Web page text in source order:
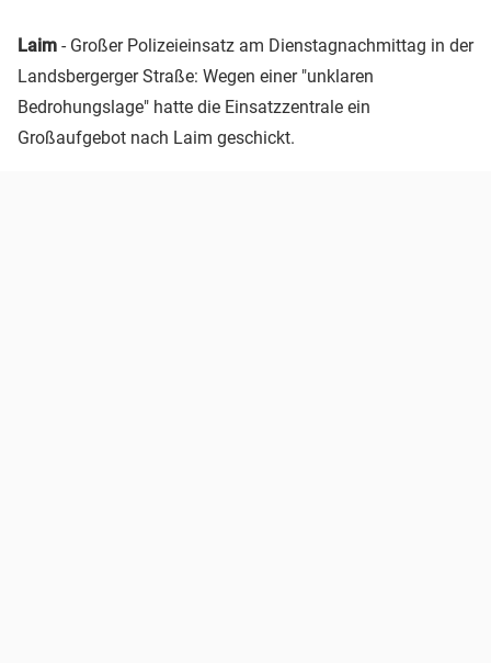
Laim - Großer Polizeieinsatz am Dienstagnachmittag in der
Landsbergerger Straße: Wegen einer "unklaren
Bedrohungslage" hatte die Einsatzzentrale ein
Großaufgebot nach Laim geschickt.